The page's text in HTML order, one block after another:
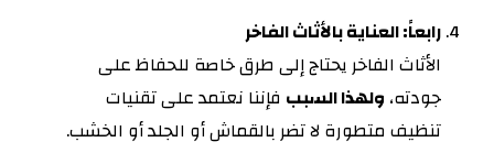
رابعاً: العناية بالأثاث الفاخر
الأثاث الفاخر يحتاج إلى طرق خاصة للحفاظ على
جودته، ولهذا السبب فإننا نعتمد على تقنيات
تنظيف متطورة لا تضر بالقماش أو الجلد أو الخشب.